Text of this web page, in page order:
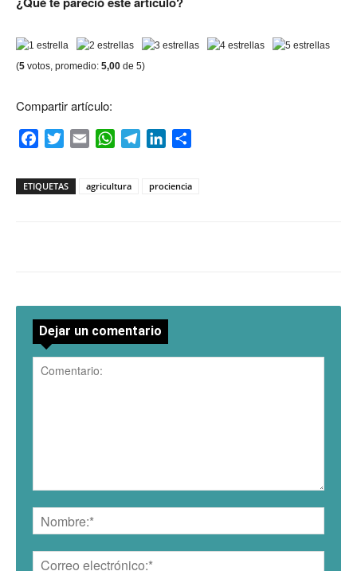
(5 votos, promedio: 5,00 de 5)
Compartir artículo:
FacebookTwitterEmail WhatsAppTelegramLinkedIn
ETIQUETAS agricultura prociencia
Dejar un comentario